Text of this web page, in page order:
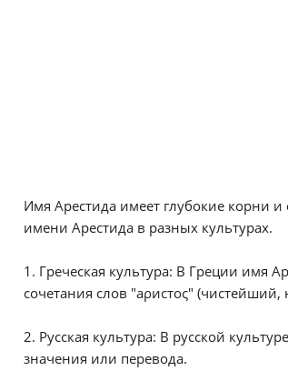
Имя Арестида имеет глубокие корни
имени Арестида в разных культурах.
1. Греческая культура: В Греции имя
сочетания слов "аρистος"
2. Русская культура: В русской
значения или перевода.